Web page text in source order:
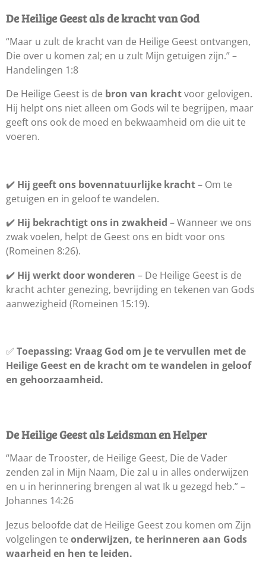
De Heilige Geest als de kracht van God
“Maar u zult de kracht van de Heilige Geest ontvangen,
Die over u komen zal; en u zult Mijn getuigen zijn.” –
Handelingen 1:8
De Heilige Geest is de bron van krachtvoor gelovigen.
Hij helpt ons niet alleen om Gods wil te begrijpen, maar
geeft ons ook de moed en bekwaamheid om die uit te
voeren.
✔️ Hij geeft ons bovennatuurlijke kracht– Om te
getuigen en in geloof te wandelen.
✔️ Hij bekrachtigt ons in zwakheid – Wanneer we ons
zwak voelen, helpt de Geest ons en bidt voor ons
(Romeinen 8:26).
✔️ Hij werkt door wonderen – De Heilige Geest is de
kracht achter genezing, bevrijding en tekenen van Gods
aanwezigheid (Romeinen 15:19).
✅ Toepassing: Vraag God om je te vervullen met de
Heilige Geest en de kracht om te wandelen in geloof
en gehoorzaamheid.
De Heilige Geest als Leidsman en Helper
“Maar de Trooster, de Heilige Geest, Die de Vader
zenden zal in Mijn Naam, Die zal u in alles onderwijzen
en u in herinnering brengen al wat Ik u gezegd heb.” –
Johannes 14:26
Jezus beloofde dat de Heilige Geest zou komen om Zijn
volgelingen te onderwijzen, te herinneren aan Gods
waarheid en hen te leiden.